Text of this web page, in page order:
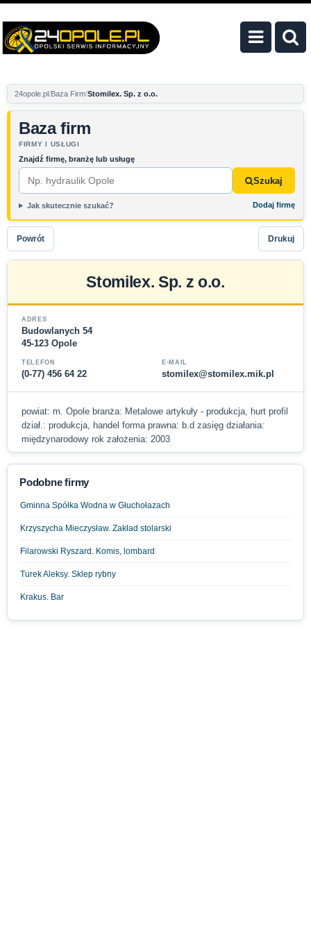
24opole.pl Baza Firm Stomilex. Sp. z o.o.
Baza firm
FIRMY I USŁUGI
Znajdź firmę, branżę lub usługę
Szukaj
Jak skutecznie szukać? Dodaj firmę
Powrót Drukuj
Stomilex. Sp. z o.o.
ADRES
Budowlanych 54
45-123 Opole
TELEFON
(0-77) 456 64 22
E-MAIL
stomilex@stomilex.mik.pl
powiat: m. Opole branża: Metalowe artykuły - produkcja, hurt profil
dział.: produkcja, handel forma prawna: b.d zasięg działania:
międzynarodowy rok założenia: 2003
Podobne firmy
Gminna Spółka Wodna w Głuchołazach
Krzyszycha Mieczysław. Zakład stolarski
Filarowski Ryszard. Komis, lombard
Turek Aleksy. Sklep rybny
Krakus. Bar